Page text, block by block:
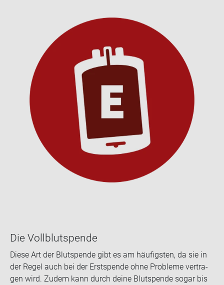
Die Voll­blut­spen­de
Diese Art der Blut­spen­de gibt es am häu­figs­ten, da sie in
der Regel auch bei der Erst­spen­de ohne Pro­ble­me ver­tra­
gen wird. Zudem kann durch deine Blut­spen­de sogar bis